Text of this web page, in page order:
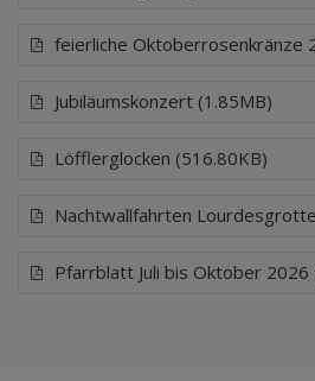
feierliche Oktoberrosenkränze
Jubiläumskonzert (1.85MB)
Löfflerglocken (516.80KB)
Nachtwallfahrten
Pfarrblatt Juli bis Oktober 2026